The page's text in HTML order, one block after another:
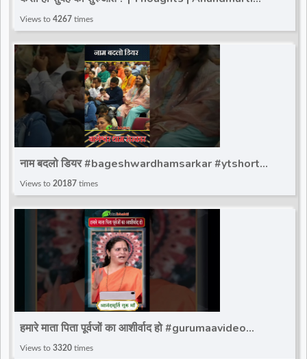
Gurumaa | Total Bhakti
Views to 4267 times
नाम बदलो डियर #bageshwardhamsarkar #ytshort
#bageshwar_dham_sarkar #bdsshorts
Views to 20187 times
हमारे माता पिता पूर्वजों का आशीर्वाद हो #gurumaavideo
#ytshorts #reels #totalbhakti #viralshorts
Views to 3320 times